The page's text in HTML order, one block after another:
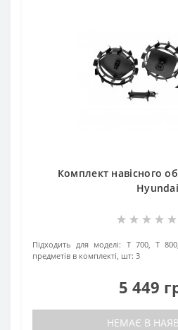
Комплект навісного
Hyundai
Підходить для моделі: T 700, T
предметів в комплекті, шт: 3
5 449
НЕМАЄ В